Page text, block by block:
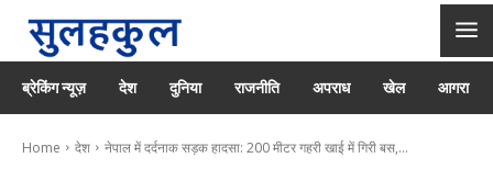
ब्रेकिंग न्यूज़ देश दुनिया राजनीति अपराध खेल आगरा
Home देश नेपाल में दर्दनाक सड़क हादसा: 200 मीटर गहरी खाई में गिरी बस,...